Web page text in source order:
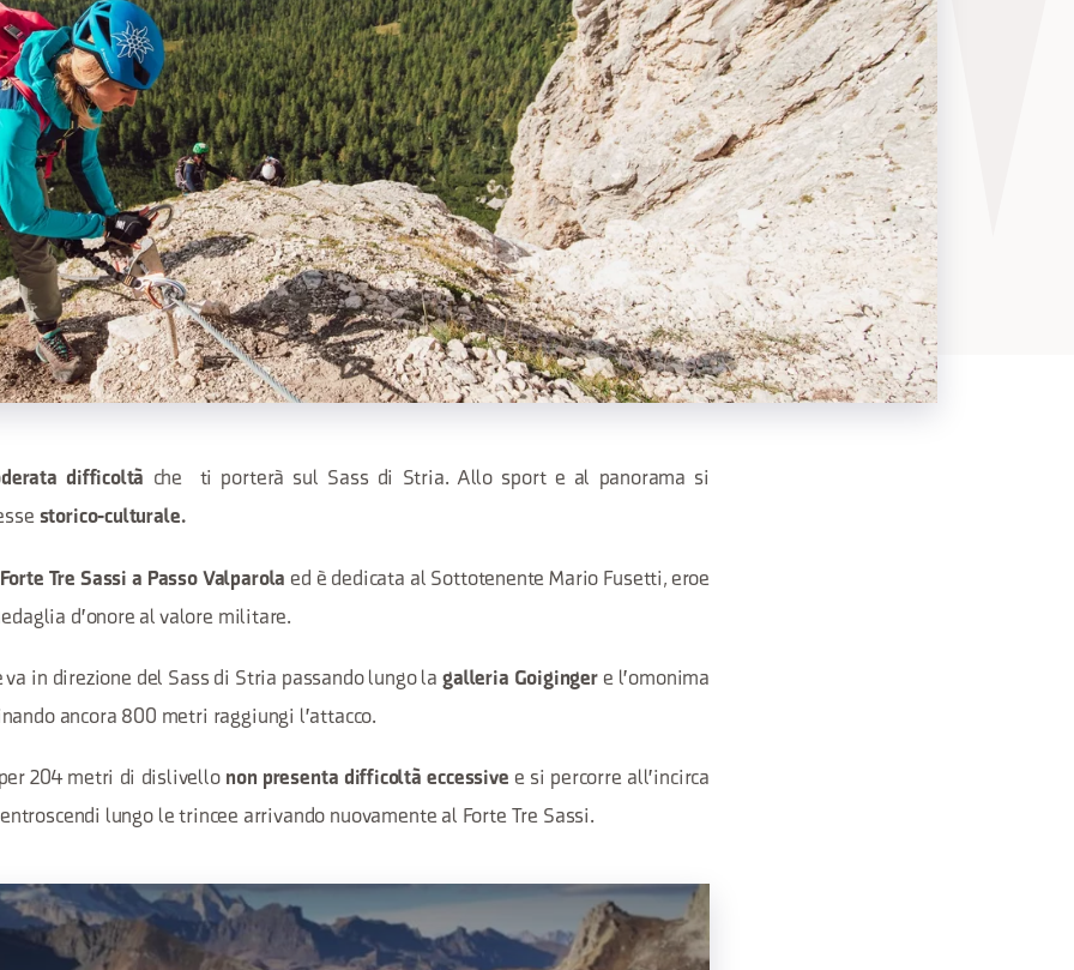
difficoltà che ti porterà sul Sass di Stria. Allo sport e al panorama si
storico-culturale.
Forte Tre Sassi a Passo Valparola ed è dedicata al Sottotenente Mario Fusetti, eroe
d'onore al valore militare.
va in direzione del Sass di Stria passando lungo lagalleria Goigingere l'omonima
ancora 800 metri raggiungi l'attacco.
204 metri di dislivellonon presenta difficoltà eccessive e si percorre all'incirca
lungo le trincee arrivando nuovamente al Forte Tre Sassi.